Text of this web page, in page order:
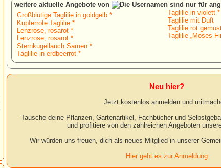
weitere aktuelle Angebote von
Großblütige Taglilie in goldgelb *
Kupferrote Taglilie *
Lenzrose, rosarot *
Lenzrose, rosarot *
Sternkugellauch Samen *
Taglilie in erdbeerrot *
Taglilie in violett *
Taglilie mit Duft
Taglilie rot
Taglilie „Moses
Neu hier?
Jetzt kostenlos anmelden und
Tausche deine Pflanzen, Gartenartikel, Fachbücher und
und profitiere von den zahlreichen Angeboten
Wir würden uns freuen, dich als neues Mitglied in unserer
Hier geht es zur Anmeldung